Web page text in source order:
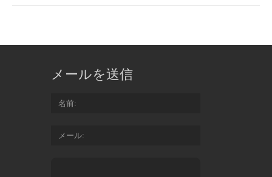
メールを送信
名前
メール